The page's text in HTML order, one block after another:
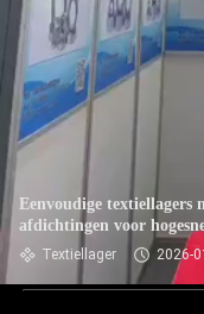
Eenvoudige
afdichtingen voor
Textiellager 2026-